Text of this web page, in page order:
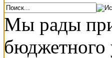
Мы рады
бюджетного